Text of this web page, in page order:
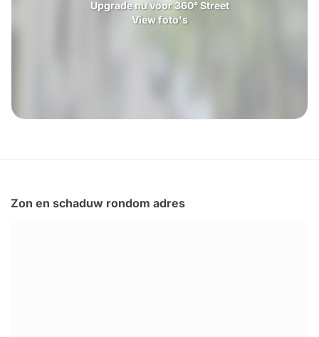
Upgrade nu voor 360° Street
View foto's
Zon en schaduw rondom adres